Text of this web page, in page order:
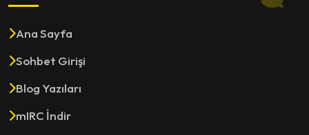
Ana Sayfa
Sohbet Girişi
Blog Yazıları
mIRC İndir